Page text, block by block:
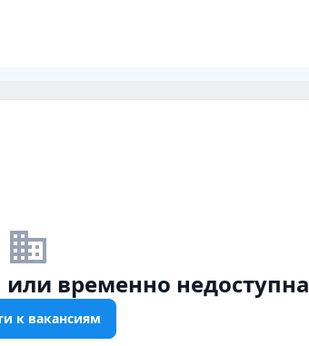
business_off
временно недоступна
к вакансиям